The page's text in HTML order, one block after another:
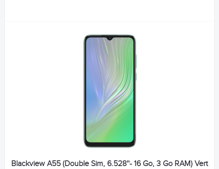
Blackview A55 (Double Sim, 6.528''- 16 Go, 3 Go RAM) Vert